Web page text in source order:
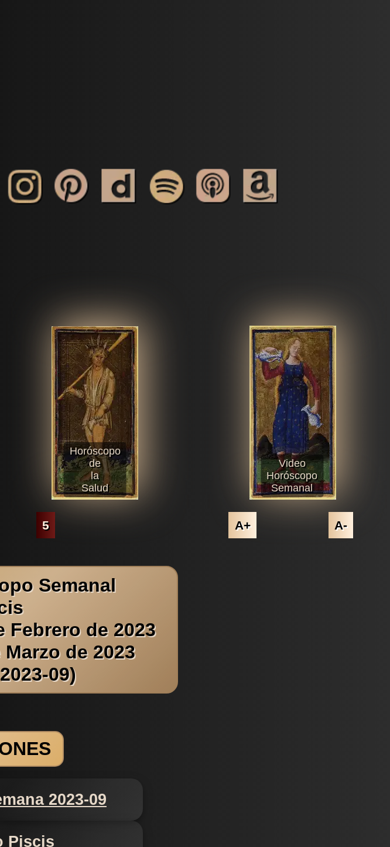
Horóscopo
de
la
Salud
Video
Horóscopo
Semanal
5 A+ A-
Semanal
Febrero de 2023
de 2023
09)
2023-09
Piscis